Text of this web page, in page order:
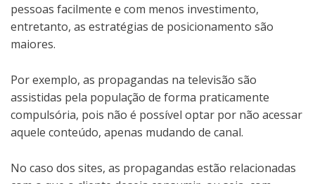
pessoas facilmente e com menos investimento,
entretanto, as estratégias de posicionamento são
maiores.
Por exemplo, as propagandas na televisão são
assistidas pela população de forma praticamente
compulsória, pois não é possível optar por não acessar
aquele conteúdo, apenas mudando de canal.
No caso dos sites, as propagandas estão relacionadas